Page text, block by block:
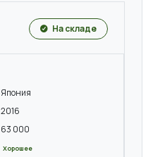
На складе
Япония
2016
63 000
Хорошее